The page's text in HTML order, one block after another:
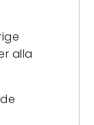
alla